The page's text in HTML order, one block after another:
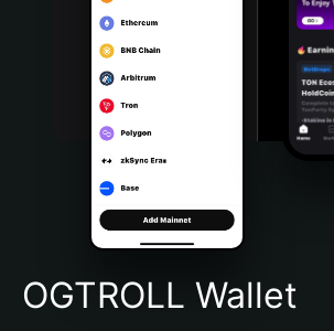
Português (Portugal)
Bahasa Indonesia
Português (Brasil)
Español (Argentina)
OGTROLL Wallet